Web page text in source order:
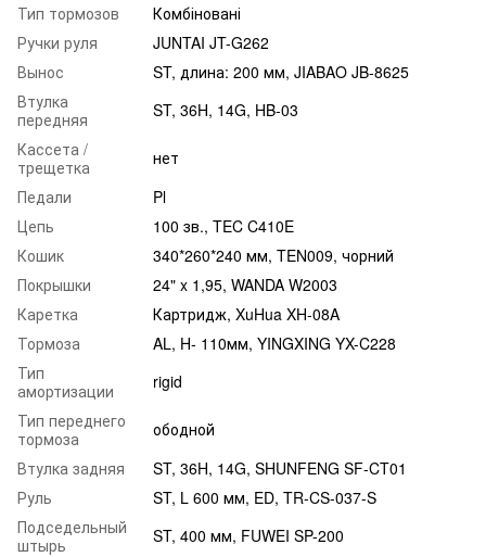
Тип тормозов
Комбіновані
Ручки руля
JUNTAI JT-G262
Вынос
ST, длина: 200 мм, JIABAO JB-8625
Втулка
передняя
ST, 36H, 14G, HB-03
Кассета /
трещетка
нет
Педали
Pl
Цепь
100 зв., TEC C410E
Кошик
340*260*240 мм, TEN009, чорний
Покрышки
24" x 1,95, WANDA W2003
Каретка
Картридж, XuHua XH-08A
Тормоза
AL, H- 110мм, YINGXING YX-C228
Тип
амортизации
rigid
Тип переднего
тормоза
ободной
Втулка задняя
ST, 36H, 14G, SHUNFENG SF-CT01
Руль
ST, L 600 мм, ED, TR-CS-037-S
Подседельный
штырь
ST, 400 мм, FUWEI SP-200